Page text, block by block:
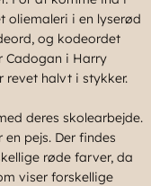
oliemaleri i en lyserød
og kodeordet
Cadogan i Harry
revet halvt i stykker.
deres skolearbejde.
pejs. Der findes
røde farver, da
viser forskellige